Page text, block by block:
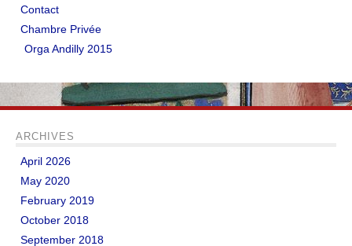
Contact
Chambre Privée
Orga Andilly 2015
ARCHIVES
April 2026
May 2020
February 2019
October 2018
September 2018